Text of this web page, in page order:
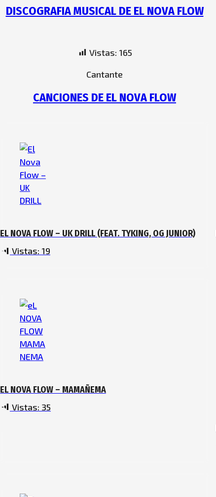
DISCOGRAFIA MUSICAL DE EL NOVA FLOW
Vistas: 165
Cantante
CANCIONES DE EL NOVA FLOW
EL NOVA FLOW – UK DRILL (FEAT. TYKING, OG JUNIOR)
Vistas: 19
EL NOVA FLOW – MAMAÑEMA
Vistas: 35